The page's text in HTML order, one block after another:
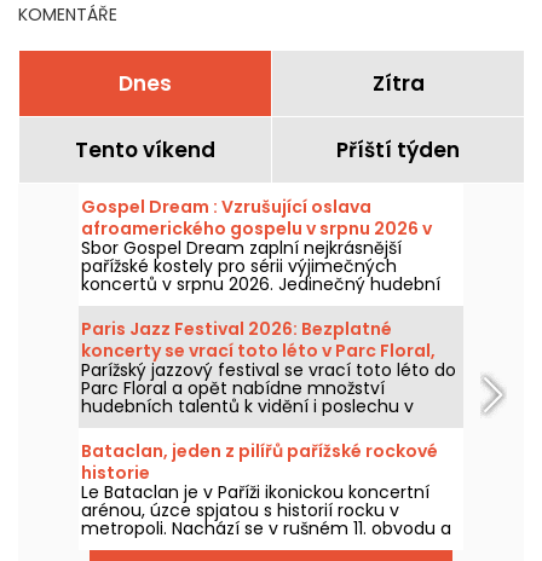
KOMENTÁŘE
Dnes Zítra
Tento víkend Příští týden
Gospel Dream : Vzrušující oslava
afroamerického gospelu v srpnu 2026 v
Paříži
Sbor Gospel Dream zaplní nejkrásnější
pařížské kostely pro sérii výjimečných
koncertů v srpnu 2026. Jedinečný hudební
zážitek, který slaví naději, jednotu a odolnost
prostřednictvím autentických zpěvů
Afroamerické církve.
Paris Jazz Festival 2026: Bezplatné
koncerty se vrací toto léto v Parc Floral,
program
Parížský jazzový festival se vrací toto léto do
Parc Floral a opět nabídne množství
hudebních talentů k vidění i poslechu v
idylickém prostředí. Zde je program
bezplatných koncertů k objevení od 24.
června do 6. září 2026!
Bataclan, jeden z pilířů pařížské rockové
historie
Le Bataclan je v Paříži ikonickou koncertní
arénou, úzce spjatou s historií rocku v
metropoli. Nachází se v rušném 11. obvodu a
zůstává ikonickým místem pařížské hudební